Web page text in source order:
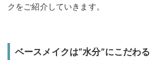
クをご紹介していきます。
ベースメイクは“水分”にこだわる